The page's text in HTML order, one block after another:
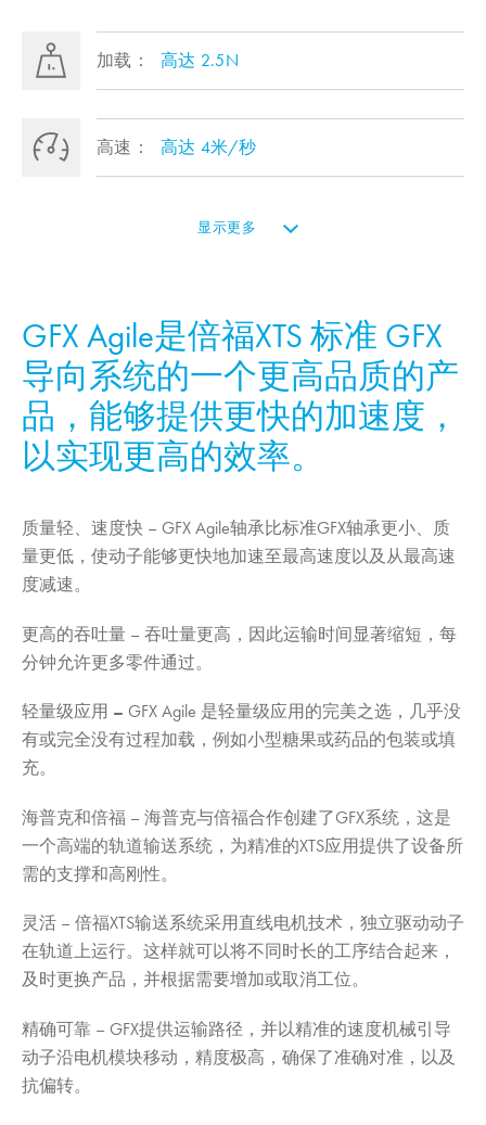
加载： 高达 2.5N
高速： 高达 4米/秒
显示更多
GFX Agile是倍福XTS 标准 GFX
导向系统的一个更高品质的产
品，能够提供更快的加速度，
以实现更高的效率。
质量轻、速度快 – GFX Agile轴承比标准GFX轴承更小、质
量更低，使动子能够更快地加速至最高速度以及从最高速
度减速。
更高的吞吐量 – 吞吐量更高，因此运输时间显著缩短，每
分钟允许更多零件通过。
轻量级应用 – GFX Agile 是轻量级应用的完美之选，几乎没
有或完全没有过程加载，例如小型糖果或药品的包装或填
充。
海普克和倍福 – 海普克与倍福合作创建了GFX系统，这是
一个高端的轨道输送系统，为精准的XTS应用提供了设备所
需的支撑和高刚性。
灵活 – 倍福XTS输送系统采用直线电机技术，独立驱动动子
在轨道上运行。这样就可以将不同时长的工序结合起来，
及时更换产品，并根据需要增加或取消工位。
精确可靠 – GFX提供运输路径，并以精准的速度机械引导
动子沿电机模块移动，精度极高，确保了准确对准，以及
抗偏转。